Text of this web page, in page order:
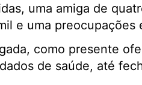
uma amiga de
e uma preocupações
como presente
de saúde, até